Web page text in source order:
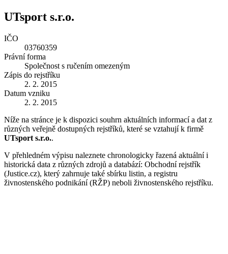
UTsport s.r.o.
IČO
03760359
Právní forma
Společnost s ručením omezeným
Zápis do rejstříku
2. 2. 2015
Datum vzniku
2. 2. 2015
Níže na stránce je k dispozici souhrn aktuálních informací a dat z
různých veřejně dostupných rejstříků, které se vztahují k firmě
UTsport s.r.o..
V přehledném výpisu naleznete chronologicky řazená aktuální i
historická data z různých zdrojů a databází: Obchodní rejstřík
(Justice.cz), který zahrnuje také sbírku listin, a registru
živnostenského podnikání (RŽP) neboli živnostenského rejstříku.